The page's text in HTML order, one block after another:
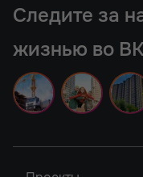
Следите за
жизнью во